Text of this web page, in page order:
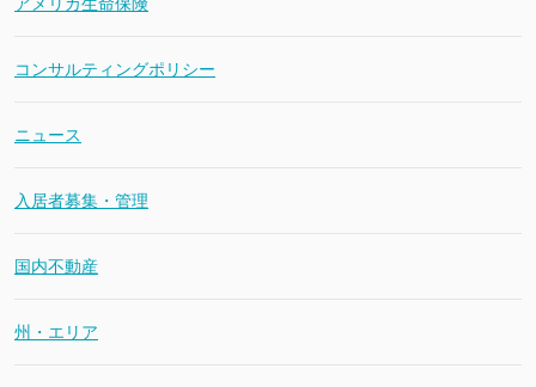
アメリカ生命保険
コンサルティングポリシー
ニュース
入居者募集・管理
国内不動産
州・エリア